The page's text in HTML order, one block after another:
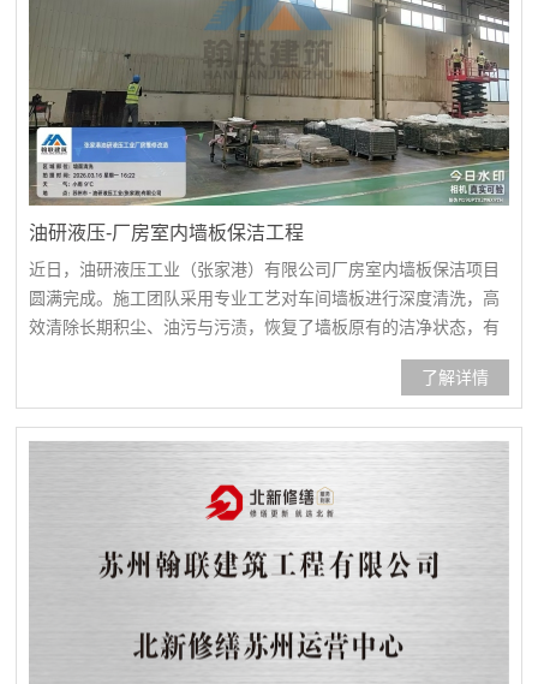
油研液压-厂房室内墙板保洁工程
近日，油研液压工业（张家港）有限公司厂房室内墙板保洁项目
圆满完成。施工团队采用专业工艺对车间墙板进行深度清洗，高
效清除长期积尘、油污与污渍，恢复了墙板原有的洁净状态，有
效改善了生产环境，助力企业打造整洁有序、规范标准的现代化
生产空间。人员进场、安全技术交底厂房室内墙板保洁清洗厂房
室内墙板保洁清洗厂房室内墙板保洁清洗厂房室内墙板保洁清洗
厂房室内墙板保洁清洗清洗前清洗后清洗前清洗后清洗前清洗后
了解详情